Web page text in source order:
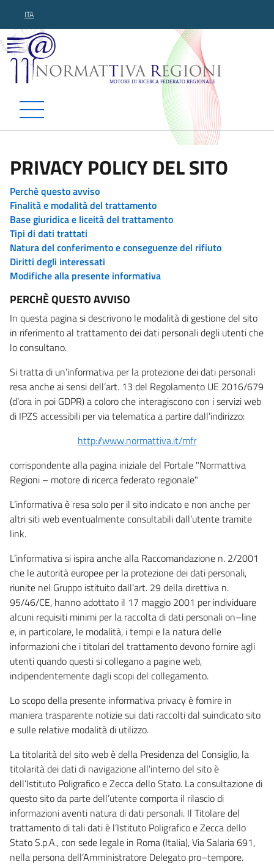
ITA
Normattiva Regioni -
PRIVACY POLICY DEL SITO
Perchè questo avviso
Finalità e modalità del trattamento
Base giuridica e liceità del trattamento
Tipi di dati trattati
Natura del conferimento e conseguenze del rifiuto
Diritti degli interessati
Modifiche alla presente informativa
PERCHÈ QUESTO AVVISO
In questa pagina si descrivono le modalità di gestione del sito
in riferimento al trattamento dei dati personali degli utenti che
lo consultano.
Si tratta di un’informativa per la protezione dei dati personali
resa anche ai sensi dell’art. 13 del Regolamento UE 2016/679
(d’ora in poi GDPR) a coloro che interagiscono con i servizi web
di IPZS accessibili per via telematica a partire dall’indirizzo:
http://www.normattiva.it/mfr
corrispondente alla pagina iniziale del Portale "Normattiva
Regioni – motore di ricerca federato regionale"
L’informativa è resa solo per il sito indicato e non anche per
altri siti web eventualmente consultabili dall’utente tramite
link.
L’informativa si ispira anche alla Raccomandazione n. 2/2001
che le autorità europee per la protezione dei dati personali,
riunite nel Gruppo istituito dall’art. 29 della direttiva n.
95/46/CE, hanno adottato il 17 maggio 2001 per individuare
alcuni requisiti minimi per la raccolta di dati personali on–line
e, in particolare, le modalità, i tempi e la natura delle
informazioni che i titolari del trattamento devono fornire agli
utenti quando questi si collegano a pagine web,
indipendentemente dagli scopi del collegamento.
Lo scopo della presente informativa privacy è fornire in
maniera trasparente notizie sui dati raccolti dal suindicato sito
e sulle relative modalità di utilizzo.
La titolarità del sito web è della Presidenza del Consiglio, la
titolarità dei dati di navigazione all’interno del sito è
dell’Istituto Poligrafico e Zecca dello Stato. La consultazione di
questo sito da parte dell’utente comporta il rilascio di
informazioni aventi natura di dati personali. Il Titolare del
trattamento di tali dati è l’Istituto Poligrafico e Zecca dello
Stato S.p.A., con sede legale in Roma (Italia), Via Salaria 691,
nella persona dell’Amministratore Delegato pro–tempore.